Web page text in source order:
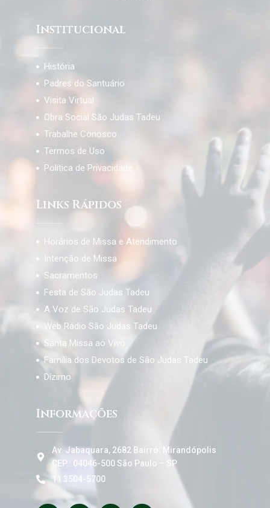
Institucional
História
Padres do Santuário
Visita Virtual
Obra Social São Judas Tadeu
Trabalhe Conosco
Termos de Uso
Política de Privacidade
Links Rápidos
Horários de Missa e Atendimento
Intenção de Missa
Sacramentos
Festa de São Judas Tadeu
A Voz de São Judas Tadeu
Web Rádio São Judas Tadeu
Santa Missa ao Vivo
Família dos Devotos de São Judas Tadeu
Dízimo
Informações
Av. Jabaquara, 2682 Bairro: Mirandópolis
CEP.: 04046-500 São Paulo – SP
11 3504-5700